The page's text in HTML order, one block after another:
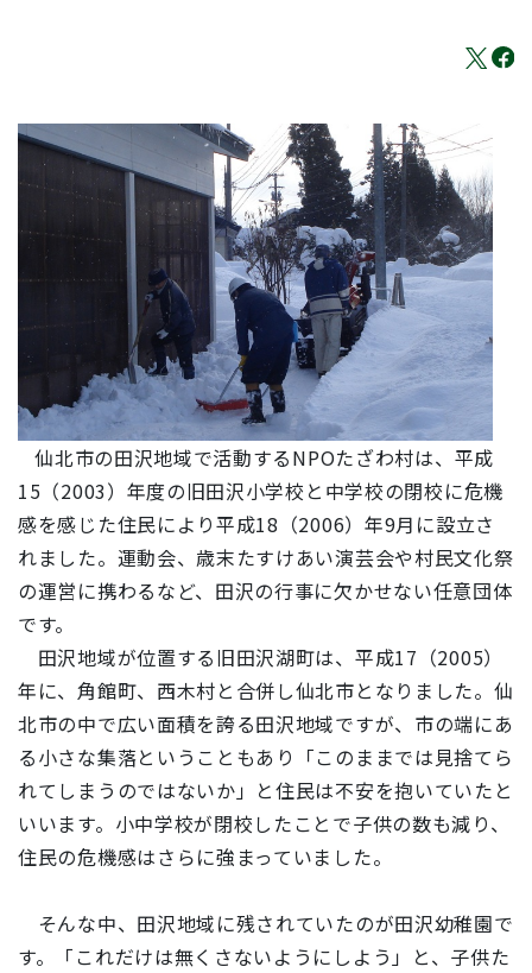
仙北市の田沢地域で活動するNPOたざわ村は、平成
15（2003）年度の旧田沢小学校と中学校の閉校に危機
感を感じた住民により平成18（2006）年9月に設立さ
れました。運動会、歳末たすけあい演芸会や村民文化祭
の運営に携わるなど、田沢の行事に欠かせない任意団体
です。
田沢地域が位置する旧田沢湖町は、平成17（2005）
年に、角館町、西木村と合併し仙北市となりました。仙
北市の中で広い面積を誇る田沢地域ですが、市の端にあ
る小さな集落ということもあり「このままでは見捨てら
れてしまうのではないか」と住民は不安を抱いていたと
いいます。小中学校が閉校したことで子供の数も減り、
住民の危機感はさらに強まっていました。
そんな中、田沢地域に残されていたのが田沢幼稚園で
す。「これだけは無くさないようにしよう」と、子供た